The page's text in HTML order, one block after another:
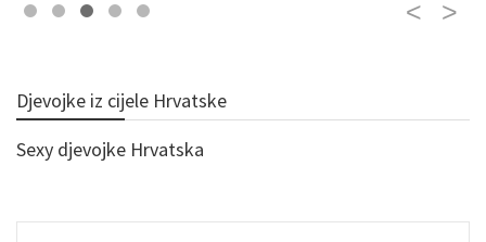
Djevojke iz cijele Hrvatske
Sexy djevojke Hrvatska